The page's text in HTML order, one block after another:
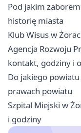
Pod jakim zaborem
historię miasta
Klub Wisus w
Agencja Rozwoju
kontakt, godziny i
Do jakiego
prawach powiatu
Szpital Miejski w
i godziny